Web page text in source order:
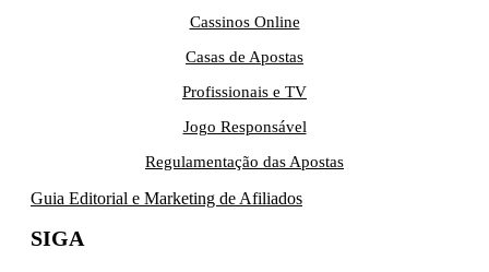
Cassinos Online
Casas de Apostas
Profissionais e TV
Jogo Responsável
Regulamentação das Apostas
Guia Editorial e Marketing de Afiliados
SIGA